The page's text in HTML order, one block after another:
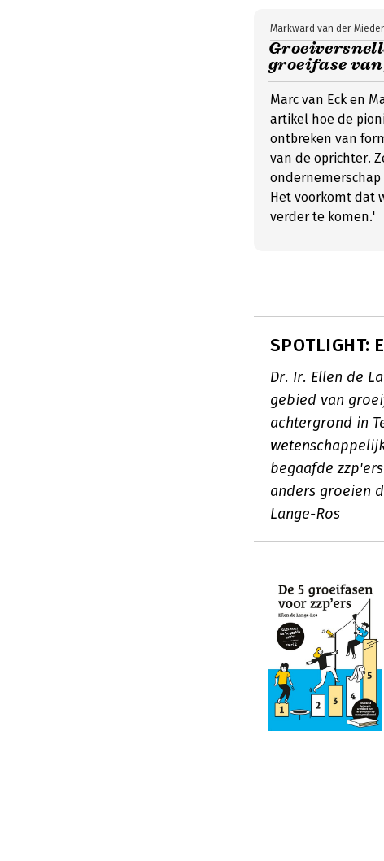
groeifase
Markward van der
Marc van Eck en
artikel hoe de
ontbreken van
van de oprichter.
Het voorkomt dat
verder te komen.'
SPOTLIGHT:
Dr. Ir. Ellen de
gebied van
achtergrond in
begaafde
anders groeien
Lange-Ros